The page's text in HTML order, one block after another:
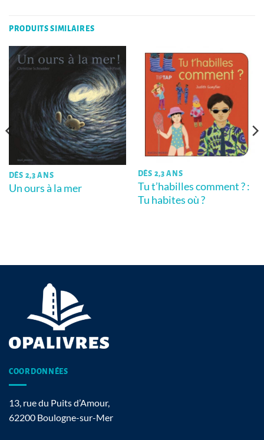
PRODUITS SIMILAIRES
DÈS 2,3 ANS
Un ours à la mer
DÈS 2,3 ANS
Tu t’habilles comment ? :
Tu habites où ?
COORDONNÉES
13, rue du Puits d’Amour,
62200 Boulogne-sur-Mer